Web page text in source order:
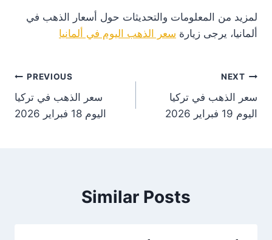
لمزيد من المعلومات والتحديثات حول أسعار الذهب في
ألمانيا، يرجى زيارة سعر الذهب اليوم في ألمانيا
PREVIOUS
سعر الذهب في تركيا
اليوم 18 فبراير 2026
NEXT
سعر الذهب في تركيا
اليوم 19 فبراير 2026
Similar Posts